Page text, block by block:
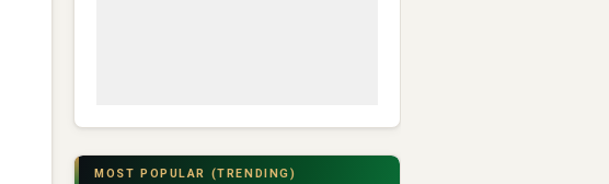
MOST POPULAR (TRENDING)